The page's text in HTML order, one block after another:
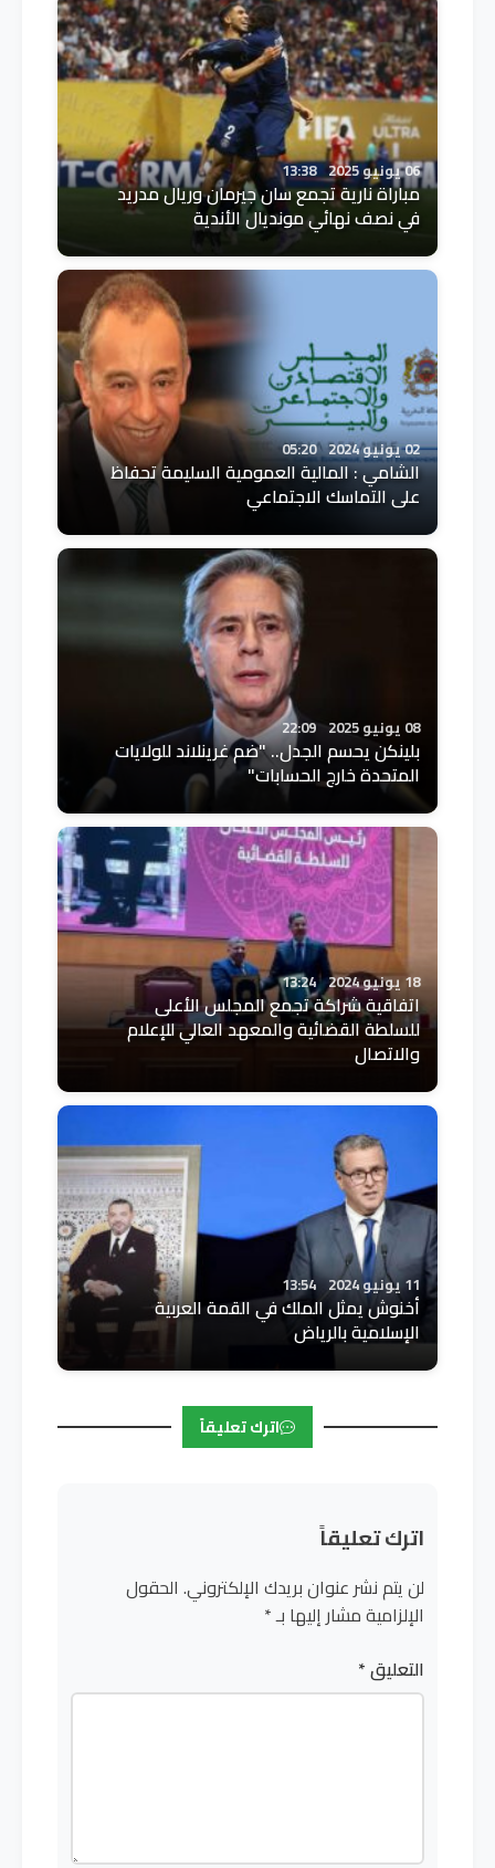
06 يونيو 2025 13:38
مباراة نارية تجمع سان جيرمان وريال مدريد
في نصف نهائي مونديال الأندية
02 يونيو 2024 05:20
الشامي : المالية العمومية السليمة تحفاظ
على التماسك الاجتماعي
08 يونيو 2025 22:09
بلينكن يحسم الجدل.. "ضم غرينلاند للولايات
المتحدة خارج الحسابات"
18 يونيو 2024 13:24
اتفاقية شراكة تجمع المجلس الأعلى
للسلطة القضائية والمعهد العالي للإعلام
والاتصال
11 يونيو 2024 13:54
أخنوش يمثل الملك في القمة العربية
الإسلامية بالرياض
اترك تعليقاً
اترك تعليقاً
لن يتم نشر عنوان بريدك الإلكتروني. الحقول
الإلزامية مشار إليها بـ*
التعليق*